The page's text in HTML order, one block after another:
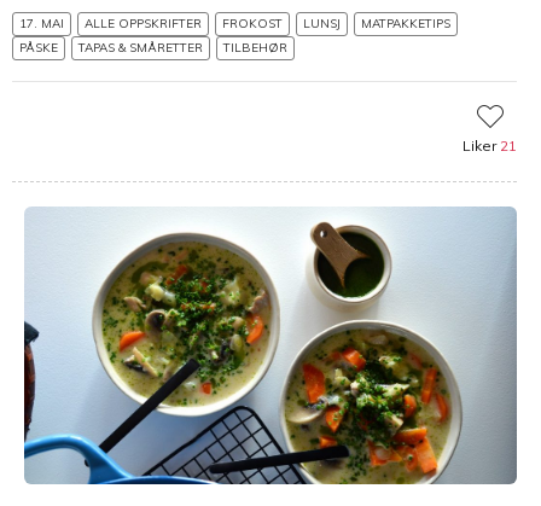
17. MAI ALLE OPPSKRIFTER FROKOST LUNSJ
MATPAKKETIPS
PÅSKE
TAPAS & SMÅRETTER TILBEHØR
Liker 21